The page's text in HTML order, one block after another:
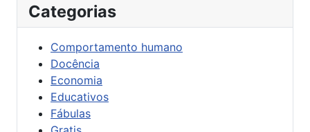
Categorias
Comportamento humano
Docência
Economia
Educativos
Fábulas